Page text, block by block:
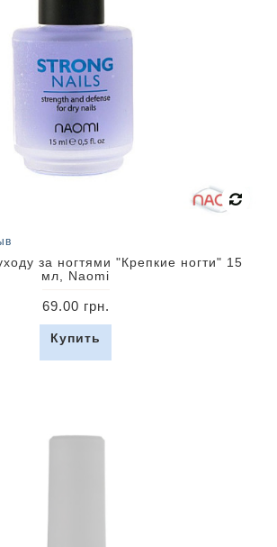
за ногтями "Крепкие ногти" 15
мл, Naomi
69.00 грн.
Купить